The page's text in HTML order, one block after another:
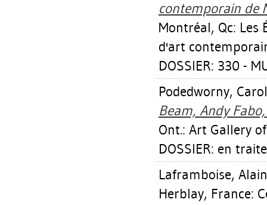
contemporain de
Montréal, Qc: Les
d'art
DOSSIER: 330 -
Podedworny, Carol
Beam, Andy
Ont.: Art Gallery
DOSSIER: en
Laframboise, Alain
Herblay, France: